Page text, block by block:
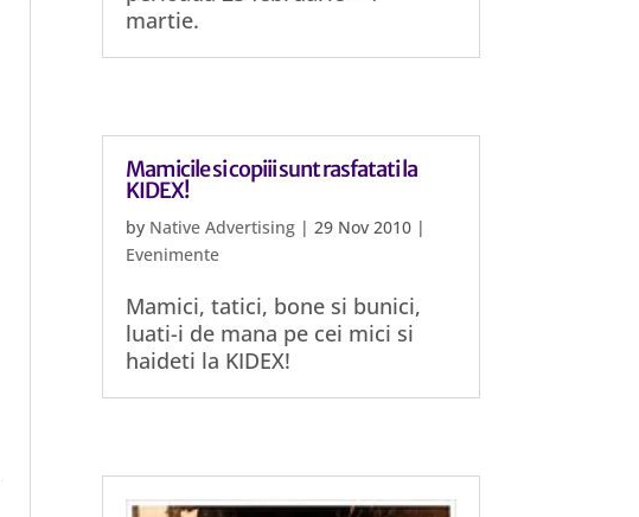
martie.
Mamicile si copiii sunt rasfatati la
KIDEX!
by Native Advertising |29 Nov 2010 |
Evenimente
Mamici, tatici, bone si bunici,
luati-i de mana pe cei mici si
haideti la KIDEX!